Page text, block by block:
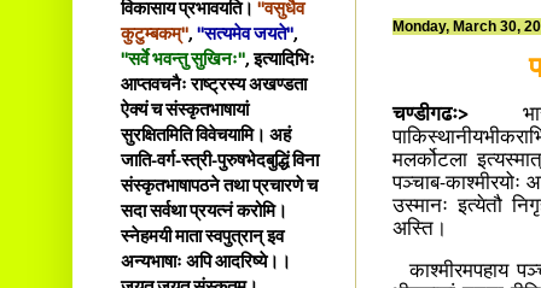
Monday, March 30,
चण्डीगढः>
मलर्कोटला
पञ्चाब-काश्मीरयोः
उस्मानः इत्येतौ
अस्ति।
काश्मीरमपहाय
विकासाय प्रभावयति। "वसुधैव
कुटुम्बकम्", "सत्यमेव जयते",
"सर्वे भवन्तु सुखिनः", इत्यादिभिः
आप्तवचनैः राष्ट्रस्य अखण्डता
ऐक्यं च संस्कृतभाषायां
सुरक्षितमिति विवेचयामि। अहं
जाति-वर्ग-स्त्री-पुरुषभेदबुद्धिं विना
संस्कृतभाषापठने तथा प्रचारणे च
सदा सर्वथा प्रयत्नं करोमि।
स्नेहमयी माता स्वपुत्रान् इव
अन्यभाषाः अपि आदरिष्ये।।